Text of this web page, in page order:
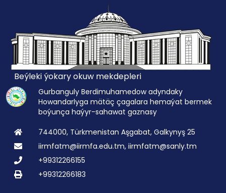
Beýleki ýokary okuw mekdepleri
Gurbanguly Berdimuhamedow adyndaky
Howandarlyga mätäç çagalara hemaýat bermek
boýunça haýyr-sahawat gaznasy
744000, Türkmenistan Aşgabat, Galkynyş 25
iirmfatm@iirmfa.edu.tm, iirmfatm@sanly.tm
+99312266155
+99312266183